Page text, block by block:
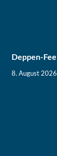
Deppen-Fee
8. August 2026